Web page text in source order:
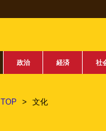
政治 経済 社
TOP > 文化